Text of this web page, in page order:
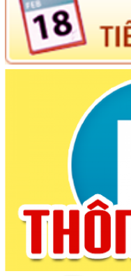
xã Krông Búk vươn lên
(14/05/2026, 00:00)
Về việc cho thuê nhà
nghiệp công xã Krông
(31/07/2026, 00:00)
Thông báo niêm yết
CHÍNH ĐƯỢC TIẾP
(13/07/2026, 00:00)
THÔNG BÁO CÔNG
NÓNG TIẾP NHẬN
THỦ TỤC HÀNH CHÍNH
(29/06/2026, 00:00)